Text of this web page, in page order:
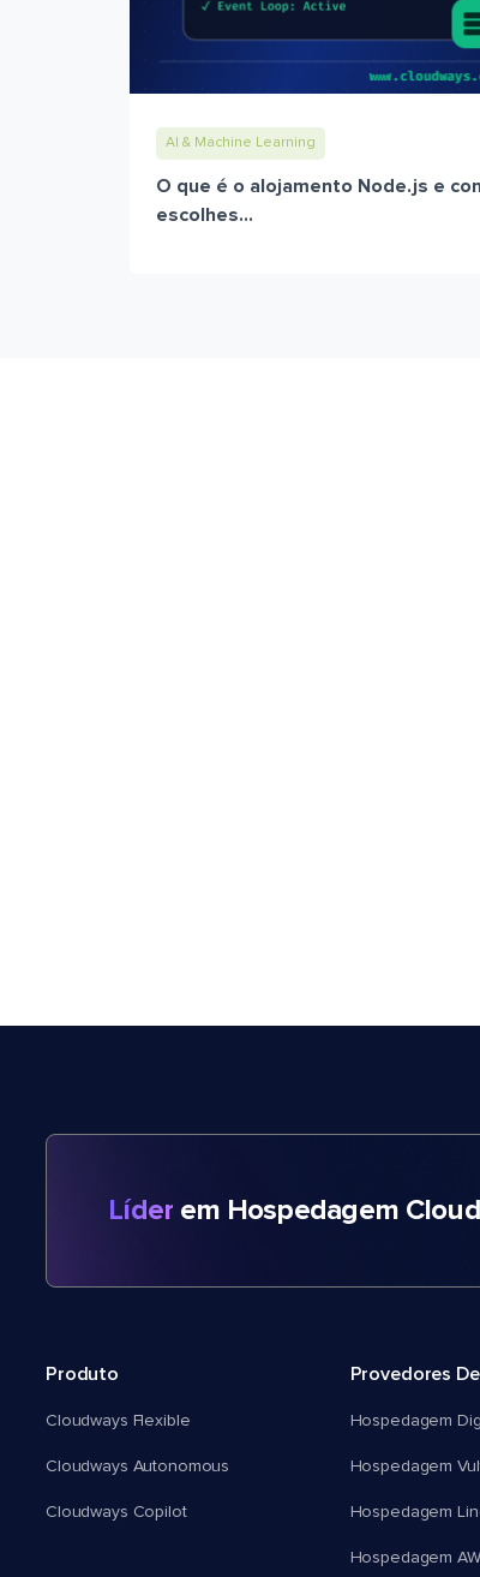
AI & Machine Learning
O que é o alojamento Node.js e
escolhes...
Líder em Hospedagem
Produto
Cloudways Flexible
Cloudways Autonomous
Cloudways Copilot
Provedores
Hospedagem
Hospedagem
Hospedagem
Hospedagem